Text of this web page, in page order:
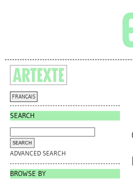
FRANÇAIS
SEARCH
ADVANCED SEARCH
BROWSE BY